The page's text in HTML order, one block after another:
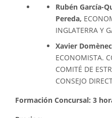
Rubén García-
Pereda,
INGLATERRA Y
Xavier
ECONOMISTA.
COMITÉ DE
CONSEJO
Formación Concursal: 3